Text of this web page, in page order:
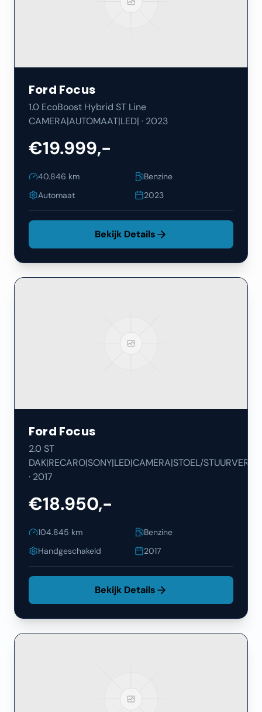
Ford Focus
1.0 EcoBoost Hybrid ST Line
CAMERA|AUTOMAAT|LED| · 2023
€19.999,-
40.846 km
Benzine
Automaat
2023
Bekijk Details
Ford Focus
2.0 ST
DAK|RECARO|SONY|LED|CAMERA|STOEL/STUURVERW|
· 2017
€18.950,-
104.845 km
Benzine
Handgeschakeld
2017
Bekijk Details